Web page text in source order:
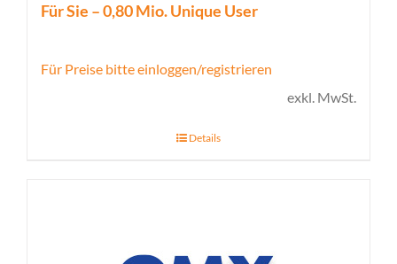
Für Sie – 0,80 Mio. Unique User
Für Preise bitte einloggen/registrieren
exkl. MwSt.
Details